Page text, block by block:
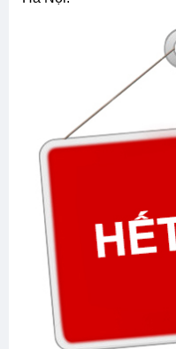
Tuyển Dụng
Gấp 01 Nhân
Cần Tuyển Gấp 01
Hà Nội.